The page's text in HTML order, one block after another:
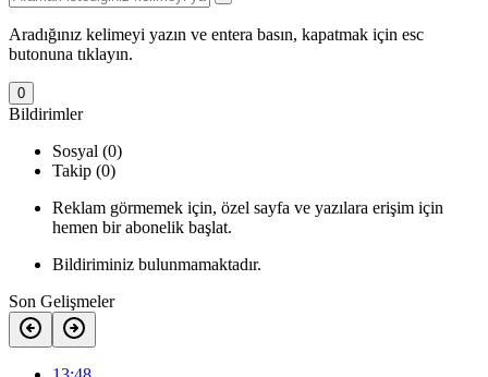
Aradığınız kelimeyi yazın ve entera basın, kapatmak için esc
butonuna tıklayın.
0
Bildirimler
Sosyal (0)
Takip (0)
Reklam görmemek için, özel sayfa ve yazılara erişim için
hemen bir abonelik başlat.
Bildiriminiz bulunmamaktadır.
Son Gelişmeler